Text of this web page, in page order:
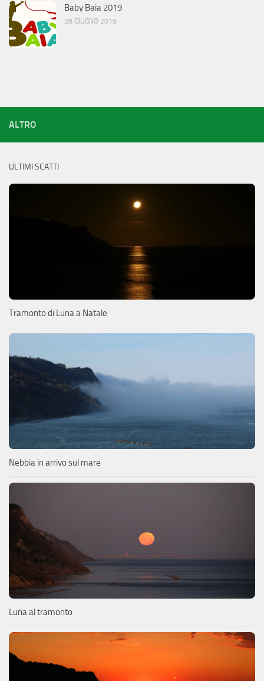
Baby Baia 2019
28 GIUGNO 2019
ALTRO
ULTIMI SCATTI
Tramonto di Luna a Natale
Nebbia in arrivo sul mare
Luna al tramonto